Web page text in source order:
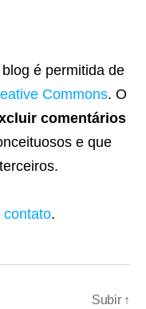
é permitida de
Commons. O
comentários
e que
contato.
Subir ↑